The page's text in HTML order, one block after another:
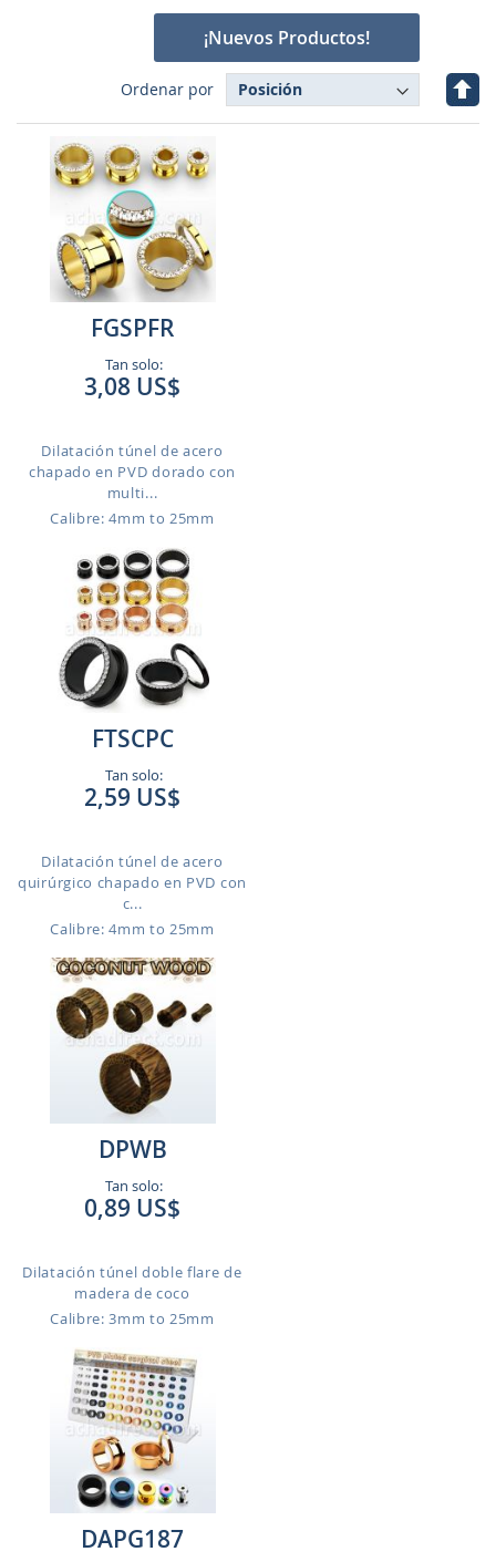
¡Nuevos Productos!
Ordenar por
Fijar
FGSPFR
Tan solo:
3,08 US$
Dilatación túnel de acero
chapado en PVD dorado con
multi...
Calibre: 4mm to 25mm
FTSCPC
Tan solo:
2,59 US$
Dilatación túnel de acero
quirúrgico chapado en PVD con
c...
Calibre: 4mm to 25mm
DPWB
Tan solo:
0,89 US$
Dilatación túnel doble flare de
madera de coco
Calibre: 3mm to 25mm
DAPG187